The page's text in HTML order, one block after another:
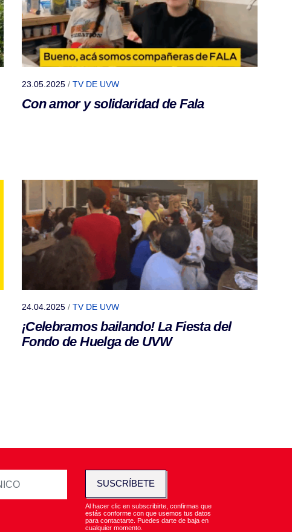
23.05.2025 / TV DE UVW
Con amor y solidaridad de Fala
24.04.2025 / TV DE UVW
¡Celebramos bailando! La Fiesta del
Fondo de Huelga de UVW
SUSCRÍBETE
Al hacer clic en subscribirte, confirmas que
estás conforme con que usemos tus datos
para contactarte. Puedes darte de baja en
cualquier momento.